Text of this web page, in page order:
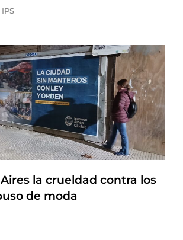
la crueldad contra los
de moda